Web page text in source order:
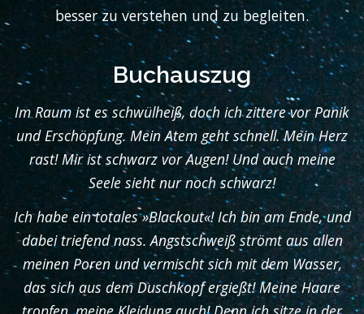
besser zu verstehen und zu begleiten.
Buchauszug
Im Raum ist es schwülheiß, doch ich zittere vor Panik
und Erschöpfung. Mein Atem geht schnell. Mein Herz
rast! Mir ist schwarz vor Augen! Und auch meine
Seele sieht nur noch schwarz!
Ich habe ein totales »Blackout«! Ich bin am Ende, und
dabei triefend nass. Angstschweiß strömt aus allen
meinen Poren und vermischt sich mit dem Wasser,
das sich aus dem Duschkopf ergießt! Meine Haare